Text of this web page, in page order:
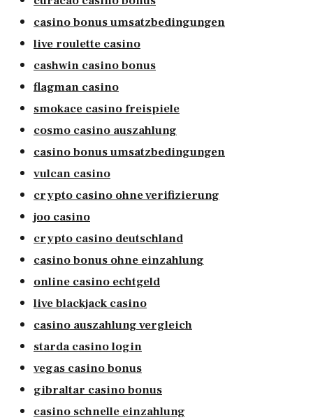
casino bonus umsatzbedingungen
live roulette casino
cashwin casino bonus
flagman casino
smokace casino freispiele
cosmo casino auszahlung
casino bonus umsatzbedingungen
vulcan casino
crypto casino ohne verifizierung
joo casino
crypto casino deutschland
casino bonus ohne einzahlung
online casino echtgeld
live blackjack casino
casino auszahlung vergleich
starda casino login
vegas casino bonus
gibraltar casino bonus
casino schnelle einzahlung